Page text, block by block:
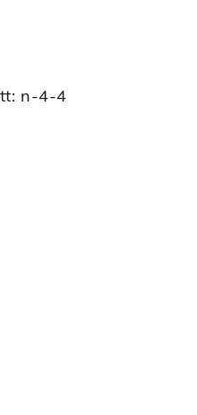
n-4-4